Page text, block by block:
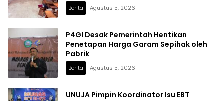
Berita Agustus 5, 2026
P4GI Desak Pemerintah Hentikan
Penetapan Harga Garam Sepihak oleh
Pabrik
Berita Agustus 5, 2026
UNUJA Pimpin Koordinator Isu EBT